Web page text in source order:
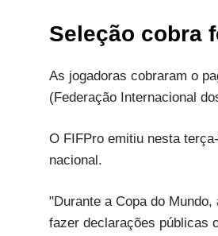
Seleção cobra
As jogadoras cobraram o
(Federação Internacional
O FIFPro emitiu nesta
nacional.
"Durante a Copa do
fazer declarações públicas